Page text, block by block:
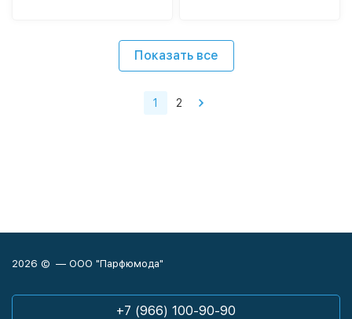
Показать все
1 2
2026 © — ООО "Парфюмода"
+7 (966) 100-90-90